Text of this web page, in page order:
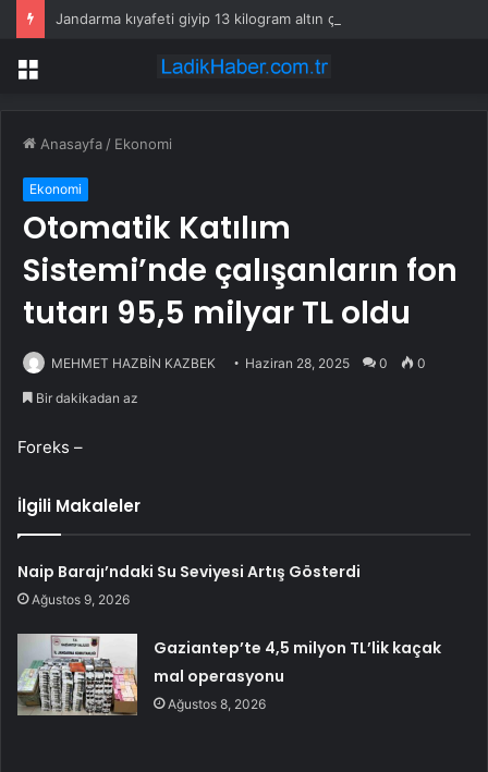
Menü
Anasayfa / Ekonomi
Ekonomi
Otomatik Katılım
Sistemi’nde çalışanların fon
tutarı 95,5 milyar TL oldu
MEHMET HAZBİN KAZBEK Haziran 28, 2025 0 0
Bir dakikadan az
Foreks –
İlgili Makaleler
Naip Barajı’ndaki Su Seviyesi Artış Gösterdi
Ağustos 9, 2026
Gaziantep’te 4,5 milyon TL’lik kaçak
mal operasyonu
Ağustos 8, 2026